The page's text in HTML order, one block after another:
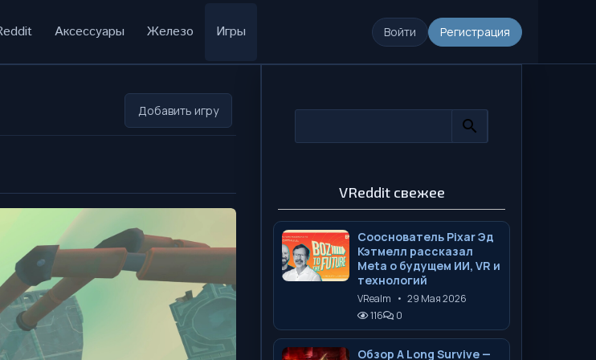
Аксессуары Железо Игры Войти Регистрация
Добавить игру
VReddit свежее
Сооснователь Pixar Эд
Кэтмелл рассказал
Meta о будущем ИИ, VR и
технологий
VRealm • 29 Мая 2026
116
0
Обзор A Long Survive —